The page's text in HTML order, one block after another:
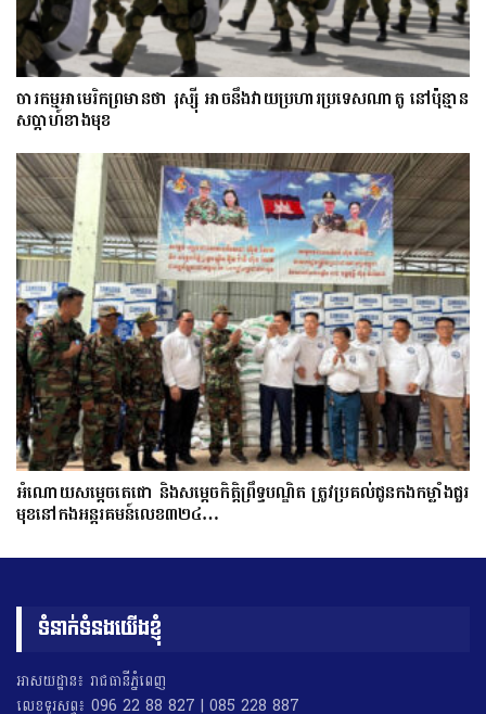
ចារកម្ម​អាមេរិក​ព្រមាន​ថា​ រុស្ស៊ី​ អាចនឹងវាយប្រហារប្រទេស​​ណា​តូ ​នៅ​ប៉ុន្មាន​
សប្តាហ៍​​ខាង​មុខ​​
អំណោយសម្តេចតេជោ និងសម្តេចកិត្តិព្រឹទ្ធបណ្ឌិត ត្រូវប្រគល់ជូនកងកម្លាំងជួរ
មុខនៅកងអន្តរគមន៍លេខ៣២៤…
ទំនាក់ទំនងយើងខ្ញុំ
អាសយដ្ឋាន៖ រាជធានីភ្នំពេញ
លេខទូរសព្ទ៖ 096 22 88 827 | 085 228 887